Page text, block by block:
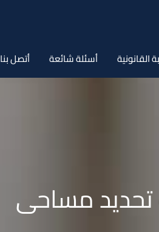
القانونية أسئلة شائعة أتصل بنا
مساحى